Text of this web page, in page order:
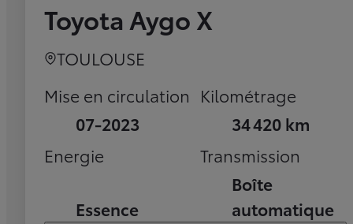
Toyota Aygo X
TOULOUSE
Mise en circulation
07-2023
Kilométrage
34 420 km
Energie
Essence
Transmission
Boîte
automatique